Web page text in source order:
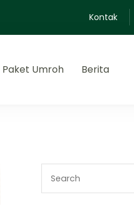
Kontak
Paket Umroh Berita